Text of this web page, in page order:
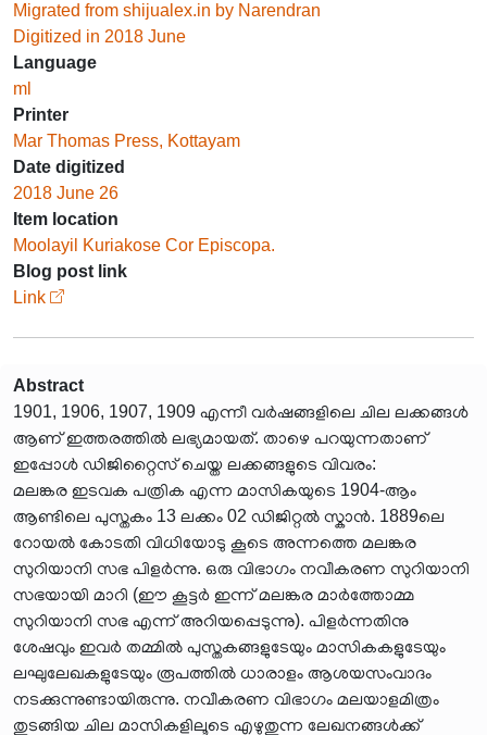
Migrated from shijualex.in by Narendran
Digitized in 2018 June
Language
ml
Printer
Mar Thomas Press, Kottayam
Date digitized
2018 June 26
Item location
Moolayil Kuriakose Cor Episcopa.
Blog post link
Link
Abstract
1901, 1906, 1907, 1909 എന്നീ വർഷങ്ങളിലെ ചില ലക്കങ്ങൾ
ആണ് ഇത്തരത്തിൽ ലഭ്യമായത്. താഴെ പറയുന്നതാണ്
ഇപ്പോൾ ഡിജിറ്റൈസ് ചെയ്ത ലക്കങ്ങളുടെ വിവരം:
മലങ്കര ഇടവക പത്രിക എന്ന മാസികയുടെ 1904-ആം
ആണ്ടിലെ പുസ്തകം 13 ലക്കം 02 ഡിജിറ്റൽ സ്കാൻ. 1889ലെ
റോയൽ കോടതി വിധിയോടു കൂടെ അന്നത്തെ മലങ്കര
സുറിയാനി സഭ പിളർന്നു. ഒരു വിഭാഗം നവീകരണ സുറിയാനി
സഭയായി മാറി (ഈ കൂട്ടർ ഇന്ന് മലങ്കര മാർത്തോമ്മ
സുറിയാനി സഭ എന്ന് അറിയപ്പെടുന്നു). പിളർന്നതിനു
ശേഷവും ഇവർ തമ്മിൽ പുസ്തകങ്ങളുടേയും മാസികകളുടേയും
ലഘുലേഖകളുടേയും രൂപത്തിൽ ധാരാളം ആശയസംവാദം
നടക്കുന്നുണ്ടായിരുന്നു. നവീകരണ വിഭാഗം മലയാളമിത്രം
തുടങ്ങിയ ചില മാസികളിലൂടെ എഴുതുന്ന ലേഖനങ്ങൾക്ക്